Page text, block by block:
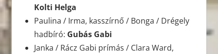
Kolti Helga
Paulina / Irma, kasszírnő / Bonga / Drégely
hadbíró: Gubás Gabi
Janka / Rácz Gabi prímás / Clara Ward,